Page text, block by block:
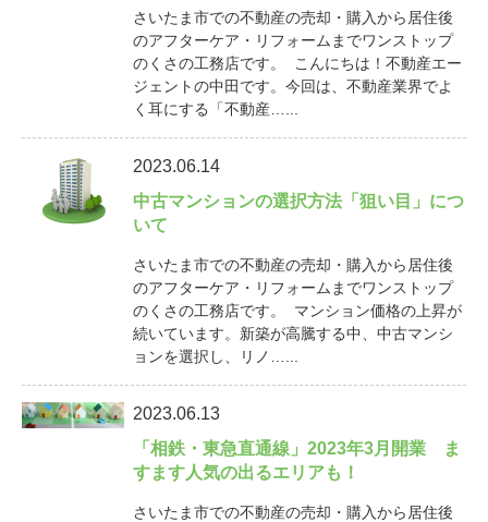
さいたま市での不動産の売却・購入から居住後
のアフターケア・リフォームまでワンストップ
のくさの工務店です。 こんにちは！不動産エー
ジェントの中田です。今回は、不動産業界でよ
く耳にする「不動産…...
2023.06.14
中古マンションの選択方法「狙い目」につ
いて
さいたま市での不動産の売却・購入から居住後
のアフターケア・リフォームまでワンストップ
のくさの工務店です。 マンション価格の上昇が
続いています。新築が高騰する中、中古マンシ
ョンを選択し、リノ…...
2023.06.13
「相鉄・東急直通線」2023年3月開業 ま
すます人気の出るエリアも！
さいたま市での不動産の売却・購入から居住後